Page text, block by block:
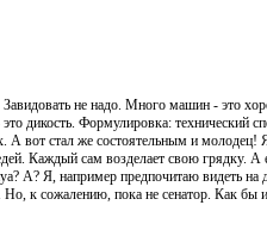
не надо. Много машин - это
дикость. Формулировка: технический
А вот стал же состоятельным и
Каждый сам возделает свою грядку.
А? Я, например предпочитаю видеть на
к сожалению, пока не сенатор. Как бы